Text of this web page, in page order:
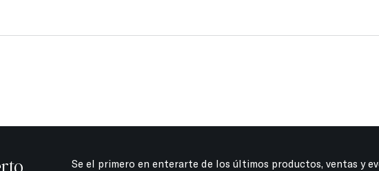
Se el primero en enterarte de los últimos productos, ventas y